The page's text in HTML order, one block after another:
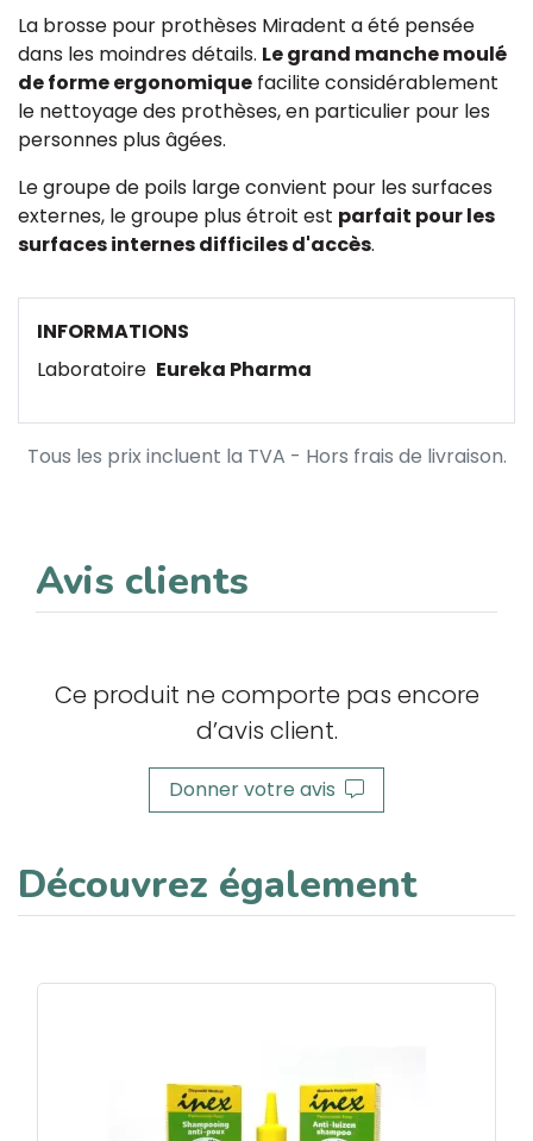
La brosse pour prothèses Miradent a été pensée
dans les moindres détails. Le grand manche moulé
de forme ergonomique facilite considérablement
le nettoyage des prothèses, en particulier pour les
personnes plus âgées.
Le groupe de poils large convient pour les surfaces
externes, le groupe plus étroit est parfait pour les
surfaces internes difficiles d'accès.
INFORMATIONS
Laboratoire Eureka Pharma
Tous les prix incluent la TVA - Hors frais de livraison.
Avis clients
Ce produit ne comporte pas encore
d’avis client.
Donner votre avis
Découvrez également